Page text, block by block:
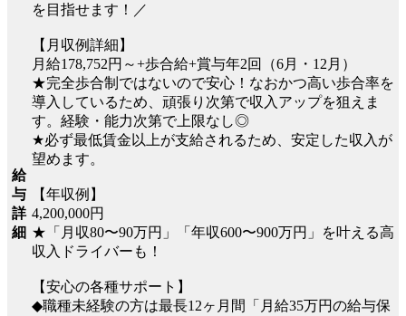
給
与
詳
細
を目指せます！／
【月収例詳細】
月給178,752円～+歩合給+賞与年2回（6月・12月）
★完全歩合制ではないので安心！なおかつ高い歩合率を
導入しているため、頑張り次第で収入アップを狙えま
す。経験・能力次第で上限なし◎
★必ず最低賃金以上が支給されるため、安定した収入が
望めます。
【年収例】
4,200,000円
★「月収80〜90万円」「年収600〜900万円」を叶える高
収入ドライバーも！
【安心の各種サポート】
◆職種未経験の方は最長12ヶ月間「月給35万円の給与保